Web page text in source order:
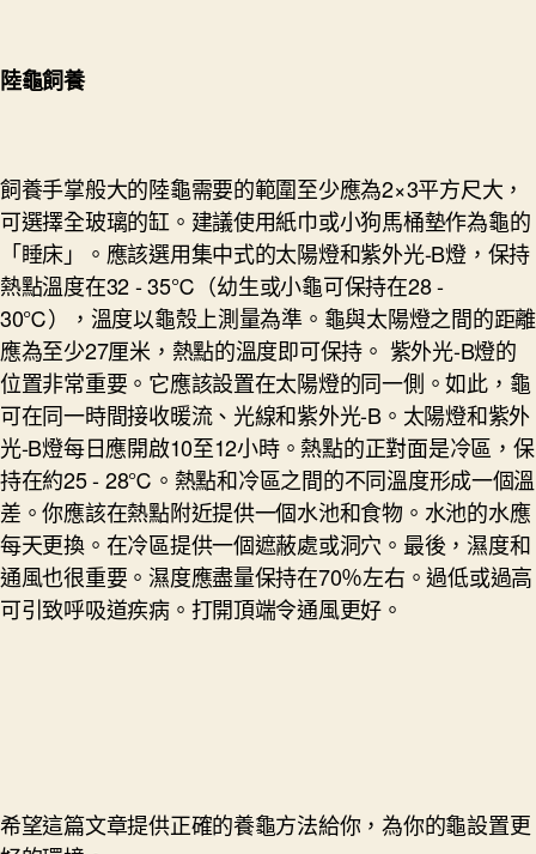
陸龜飼養
飼養手掌般大的陸龜需要的範圍至少應為2×3平方尺大，
可選擇全玻璃的缸。建議使用紙巾或小狗馬桶墊作為龜的
「睡床」。應該選用集中式的太陽燈和紫外光-B燈，保持
熱點溫度在32 - 35℃（幼生或小龜可保持在28 -
30℃），溫度以龜殼上測量為準。龜與太陽燈之間的距離
應為至少27厘米，熱點的溫度即可保持。 紫外光-B燈的
位置非常重要。它應該設置在太陽燈的同一側。如此，龜
可在同一時間接收暖流、光線和紫外光-B。太陽燈和紫外
光-B燈每日應開啟10至12小時。熱點的正對面是冷區，保
持在約25 - 28℃。熱點和冷區之間的不同溫度形成一個溫
差。你應該在熱點附近提供一個水池和食物。水池的水應
每天更換。在冷區提供一個遮蔽處或洞穴。最後，濕度和
通風也很重要。濕度應盡量保持在70％左右。過低或過高
可引致呼吸道疾病。打開頂端令通風更好。
希望這篇文章提供正確的養龜方法給你，為你的龜設置更